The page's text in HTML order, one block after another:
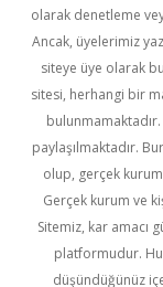
olarak denetleme
Ancak, üyelerimiz
siteye üye olarak
sitesi, herhangi bir
bulunmamaktadır.
paylaşılmaktadır.
olup, gerçek
Gerçek kurum ve
Sitemiz, kar amacı
platformudur.
düşündüğünüz